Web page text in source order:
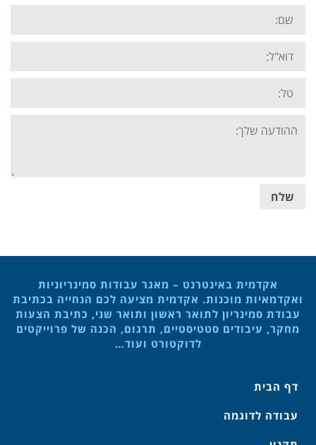
Name:
Email:
Tel:
Your
message:
שלח
אקדמית באינטרנט – מאגר עבודות סמינריוניות
ואקדמאיות מוכנות. אקדמית מציעה לכם הנחייה בכתיבת
עבודת סמינריון לתואר ראשון ותואר שני, כתיבת הצעות
מחקר, עיבודים סטטיסטיים, תרגום, הכנה של פרוייקטים
לדוקטורט ועוד…
דף הבית
עבודה לדוגמה